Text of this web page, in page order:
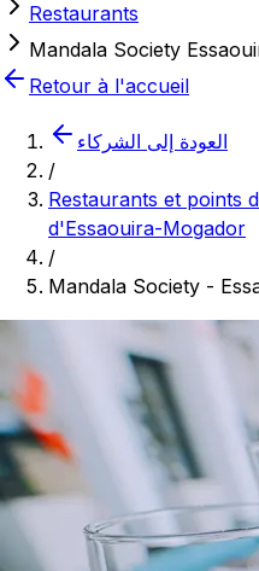
Restaurants
Mandala Society
Retour à l'accueil
العودة إلى الشركاء
/
Restaurants et points
d'Essaouira-Mogador
/
Mandala Society -